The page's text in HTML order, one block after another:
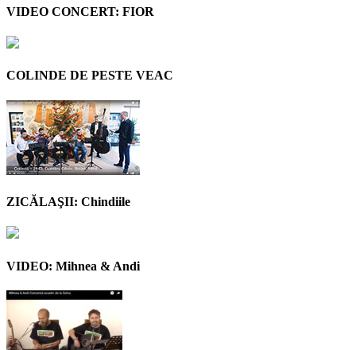
VIDEO CONCERT: FIOR
COLINDE DE PESTE VEAC
ZICĂLAŞII: Chindiile
VIDEO: Mihnea & Andi